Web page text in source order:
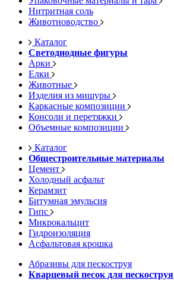
Нитритная соль
Животноводство
Каталог
Светодиодные фигуры
Арки
Елки
Животные
Изделия из мишуры
Каркасные композиции
Консоли и перетяжки
Объемные композиции
Каталог
Общестроительные материалы
Цемент
Холодный асфальт
Керамзит
Битумная эмульсия
Гипс
Микрокальцит
Гидроизоляция
Асфальтовая крошка
Абразивы для пескоструя
Кварцевый песок для пескоструя